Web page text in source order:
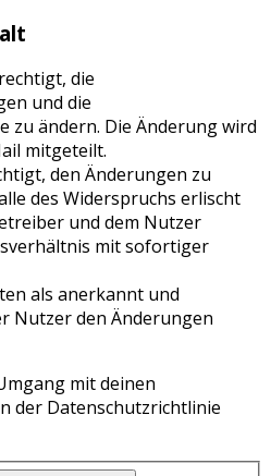
die
und die
zu ändern. Die Änderung wird
mitgeteilt.
den Änderungen zu
des Widerspruchs erlischt
und dem Nutzer
mit sofortiger
als anerkannt und
Nutzer den Änderungen
mit deinen
der Datenschutzrichtlinie